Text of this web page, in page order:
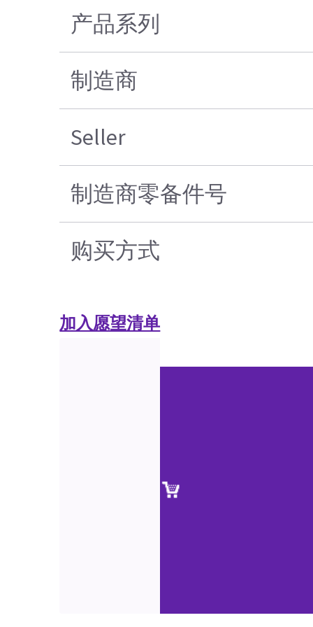
产品系列
制造商
Seller
制造商零备件号
购买方式
加入愿望清单